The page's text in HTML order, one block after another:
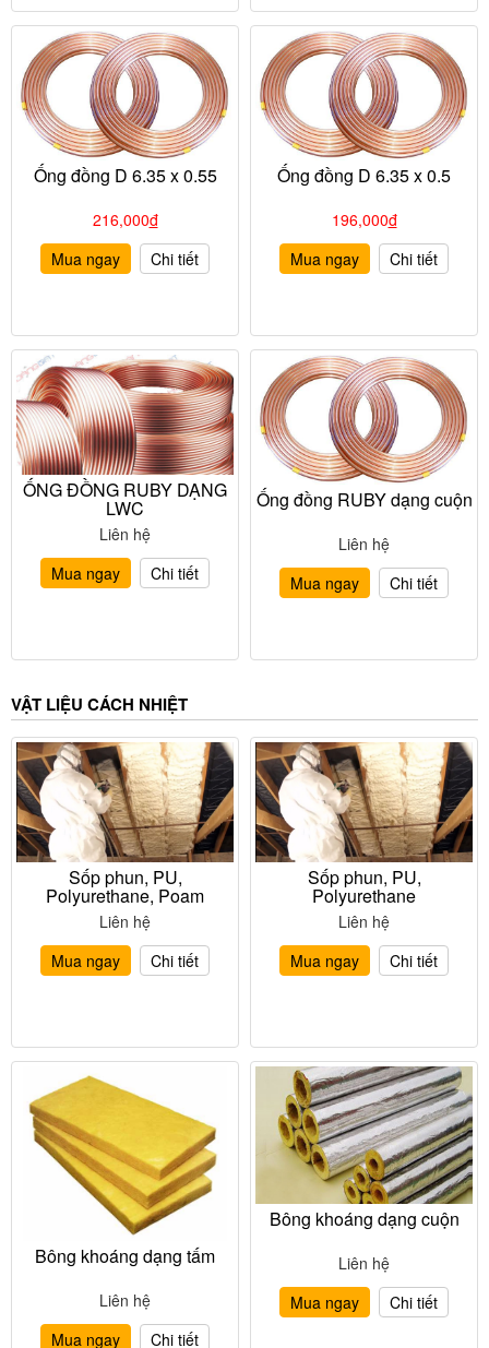
Ống đồng D 6.35 x 0.55
216,000đ
Mua ngay
Chi tiết
Ống đồng D 6.35 x 0.5
196,000đ
Mua ngay
Chi tiết
ỐNG ĐỒNG RUBY DẠNG
LWC
Liên hệ
Mua ngay
Chi tiết
Ống đồng RUBY dạng cuộn
Liên hệ
Mua ngay
Chi tiết
VẬT LIỆU CÁCH NHIỆT
Sốp phun, PU,
Polyurethane, Poam
Liên hệ
Mua ngay
Chi tiết
Sốp phun, PU,
Polyurethane
Liên hệ
Mua ngay
Chi tiết
Bông khoáng dạng tấm
Liên hệ
Mua ngay
Chi tiết
Bông khoáng dạng cuộn
Liên hệ
Mua ngay
Chi tiết